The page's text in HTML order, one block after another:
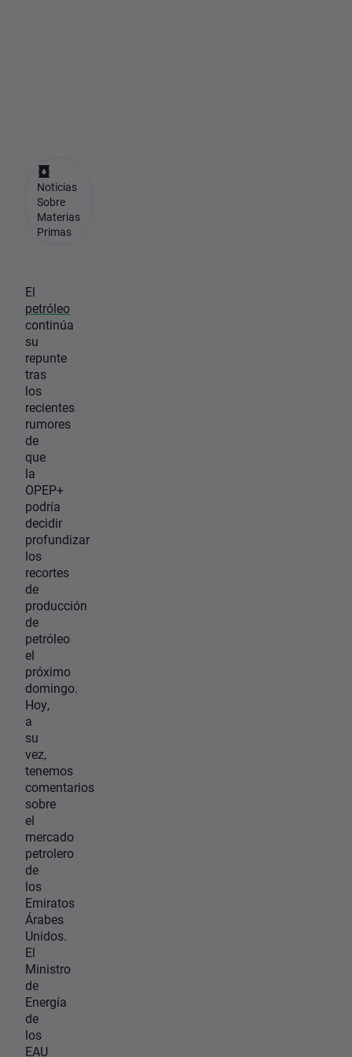
El
petróleo
continúa
su
repunte
tras
los
recientes
rumores
de
que
la
OPEP+
podría
decidir
profundizar
los
recortes
de
producción
de
petróleo
el
próximo
domingo.
Hoy,
a
su
vez,
tenemos
comentarios
sobre
el
mercado
petrolero
de
los
Emiratos
Árabes
Unidos.
El
Ministro
de
Energía
de
los
EAU
Noticias
Sobre
Materias
Primas